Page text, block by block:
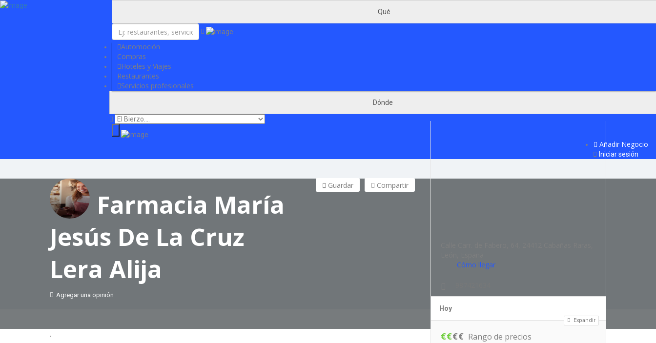
Añadir Negocio
Qué
Automoción
Compras
Hoteles y Viajes
Restaurantes
Servicios profesionales
Dónde
Añadir Negocio
Iniciar sesión
Farmacia María
Jesús De La Cruz
Lera Alija
Agregar una opinión
Compartir
Guardar
.
Cómo llegar
Hoy
Expandir
€€€€ Rango de precios